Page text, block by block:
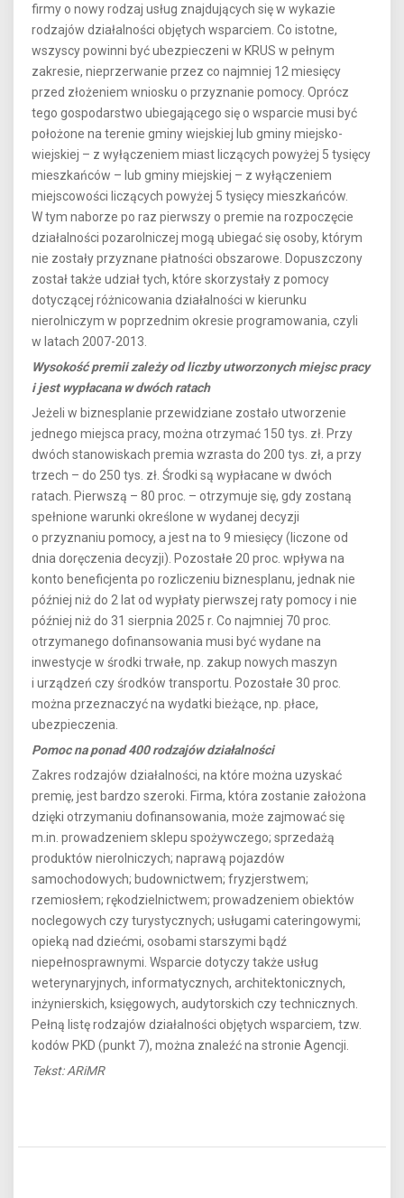
firmy o nowy rodzaj usług znajdujących się w wykazie
rodzajów działalności objętych wsparciem. Co istotne,
wszyscy powinni być ubezpieczeni w KRUS w pełnym
zakresie, nieprzerwanie przez co najmniej 12 miesięcy
przed złożeniem wniosku o przyznanie pomocy. Oprócz
tego gospodarstwo ubiegającego się o wsparcie musi być
położone na terenie gminy wiejskiej lub gminy miejsko-
wiejskiej – z wyłączeniem miast liczących powyżej 5 tysięcy
mieszkańców – lub gminy miejskiej – z wyłączeniem
miejscowości liczących powyżej 5 tysięcy mieszkańców.
W tym naborze po raz pierwszy o premie na rozpoczęcie
działalności pozarolniczej mogą ubiegać się osoby, którym
nie zostały przyznane płatności obszarowe. Dopuszczony
został także udział tych, które skorzystały z pomocy
dotyczącej różnicowania działalności w kierunku
nierolniczym w poprzednim okresie programowania, czyli
w latach 2007-2013.
Wysokość premii zależy od liczby utworzonych miejsc pracy
i jest wypłacana w dwóch ratach
Jeżeli w biznesplanie przewidziane zostało utworzenie
jednego miejsca pracy, można otrzymać 150 tys. zł. Przy
dwóch stanowiskach premia wzrasta do 200 tys. zł, a przy
trzech – do 250 tys. zł. Środki są wypłacane w dwóch
ratach. Pierwszą – 80 proc. – otrzymuje się, gdy zostaną
spełnione warunki określone w wydanej decyzji
o przyznaniu pomocy, a jest na to 9 miesięcy (liczone od
dnia doręczenia decyzji). Pozostałe 20 proc. wpływa na
konto beneficjenta po rozliczeniu biznesplanu, jednak nie
później niż do 2 lat od wypłaty pierwszej raty pomocy i nie
później niż do 31 sierpnia 2025 r. Co najmniej 70 proc.
otrzymanego dofinansowania musi być wydane na
inwestycje w środki trwałe, np. zakup nowych maszyn
i urządzeń czy środków transportu. Pozostałe 30 proc.
można przeznaczyć na wydatki bieżące, np. płace,
ubezpieczenia.
Pomoc na ponad 400 rodzajów działalności
Zakres rodzajów działalności, na które można uzyskać
premię, jest bardzo szeroki. Firma, która zostanie założona
dzięki otrzymaniu dofinansowania, może zajmować się
m.in. prowadzeniem sklepu spożywczego; sprzedażą
produktów nierolniczych; naprawą pojazdów
samochodowych; budownictwem; fryzjerstwem;
rzemiosłem; rękodzielnictwem; prowadzeniem obiektów
noclegowych czy turystycznych; usługami cateringowymi;
opieką nad dziećmi, osobami starszymi bądź
niepełnosprawnymi. Wsparcie dotyczy także usług
weterynaryjnych, informatycznych, architektonicznych,
inżynierskich, księgowych, audytorskich czy technicznych.
Pełną listę rodzajów działalności objętych wsparciem, tzw.
kodów PKD (punkt 7), można znaleźć na stronie Agencji.
Tekst: ARiMR